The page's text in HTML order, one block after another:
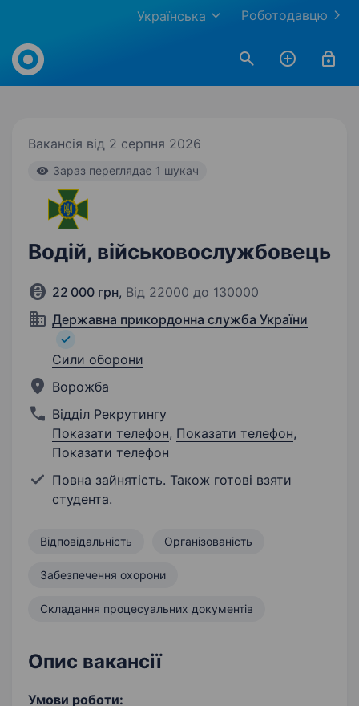
Роботодавцю
Українська
Work.ua
Вакансія від 2 серпня 2026
Зараз переглядає 1 шукач
Водій, військовослужбовець
22 000 грн, Від 22000 до 130000
Державна прикордонна служба України
Сили оборони
Ворожба
Відділ Рекрутингу
Показати телефон, Показати телефон,
Показати телефон
Повна зайнятість. Також готові взяти
студента.
Відповідальність Організованість
Забезпечення охорони
Складання процесуальних документів
Опис вакансії
Умови роботи: